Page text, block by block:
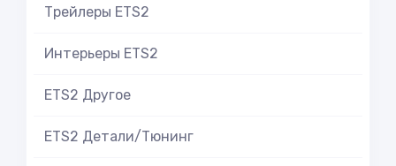
Трейлеры ETS2
Интерьеры ETS2
ETS2 Другое
ETS2 Детали/Тюнинг